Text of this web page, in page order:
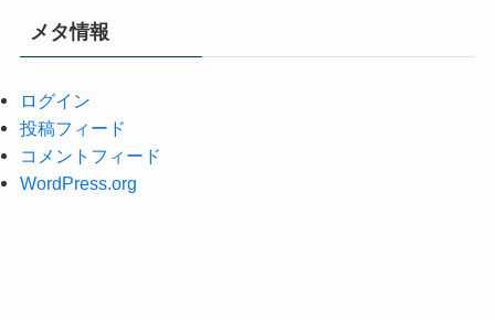
メタ情報
ログイン
投稿フィード
コメントフィード
WordPress.org